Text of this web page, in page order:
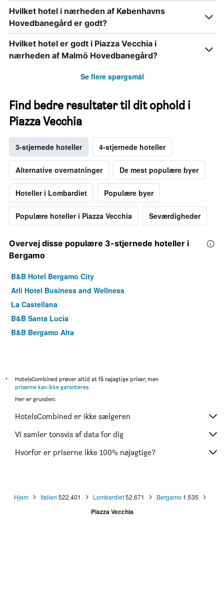
Hvilket hotel i nærheden af Københavns
Hovedbanegård er godt?
Hvilket hotel er godt i Piazza Vecchia i
nærheden af Malmö Hovedbanegård?
Se flere spørgsmål
Find bedre resultater til dit ophold i
Piazza Vecchia
3-stjernede hoteller 4-stjernede hoteller
Alternative overnatninger De mest populære byer
Hoteller i Lombardiet Populære byer
Populære hoteller i Piazza Vecchia Seværdigheder
Overvej disse populære 3-stjernede hoteller i
Bergamo
B&B Hotel Bergamo City
Arli Hotel Business and Wellness
La Castellana
B&B Santa Lucia
B&B Bergamo Alta
*
HotelsCombined prøver altid at få nøjagtige priser, men
priserne kan ikke garanteres.
Her er grunden:
HotelsCombined er ikke sælgeren
Vi samler tonsvis af data for dig
Hvorfor er priserne ikke 100% nøjagtige?
Hjem Italien 522.401 Lombardiet 52.671 Bergamo 1.535
Piazza Vecchia